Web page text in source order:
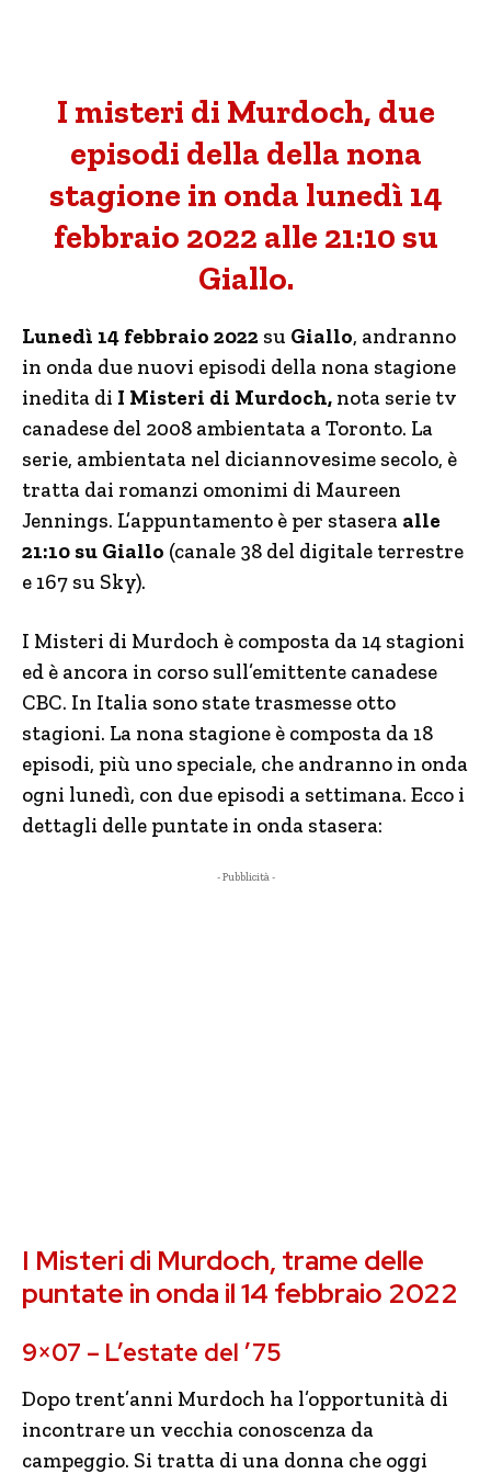
I misteri di Murdoch, due
episodi della della nona
stagione in onda lunedì 14
febbraio 2022 alle 21:10 su
Giallo.
Lunedì 14 febbraio 2022 su Giallo, andranno
in onda due nuovi episodi della nona stagione
inedita di I Misteri di Murdoch, nota serie tv
canadese del 2008 ambientata a Toronto. La
serie, ambientata nel diciannovesime secolo, è
tratta dai romanzi omonimi di Maureen
Jennings. L’appuntamento è per stasera alle
21:10 su Giallo (canale 38 del digitale terrestre
e 167 su Sky).
I Misteri di Murdoch è composta da 14 stagioni
ed è ancora in corso sull’emittente canadese
CBC. In Italia sono state trasmesse otto
stagioni. La nona stagione è composta da 18
episodi, più uno speciale, che andranno in onda
ogni lunedì, con due episodi a settimana. Ecco i
dettagli delle puntate in onda stasera:
- Pubblicità -
I Misteri di Murdoch, trame delle
puntate in onda il 14 febbraio 2022
9×07 – L’estate del ’75
Dopo trent’anni Murdoch ha l’opportunità di
incontrare un vecchia conoscenza da
campeggio. Si tratta di una donna che oggi